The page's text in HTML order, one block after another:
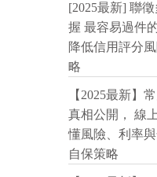
[2025最新] 聯
握 最容易過件
降低信用評分
略
【2025最新】
真相公開， 線
懂風險、利率
自保策略